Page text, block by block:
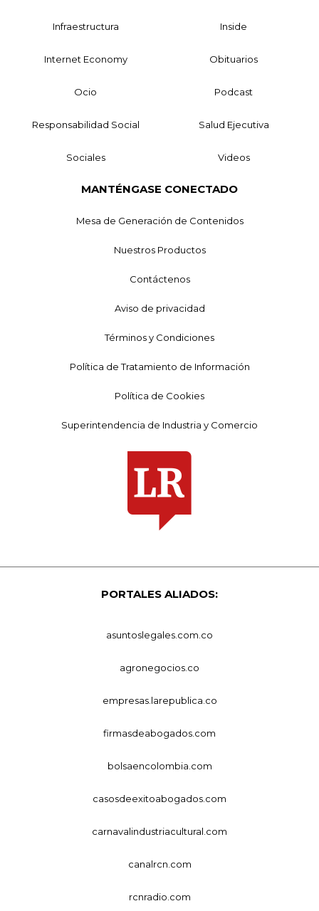
Infraestructura Inside
Internet Economy Obituarios
Ocio Podcast
Responsabilidad Social Salud Ejecutiva
Sociales Videos
MANTÉNGASE CONECTADO
Mesa de Generación de Contenidos
Nuestros Productos
Contáctenos
Aviso de privacidad
Términos y Condiciones
Política de Tratamiento de Información
Política de Cookies
Superintendencia de Industria y Comercio
PORTALES ALIADOS:
asuntoslegales.com.co
agronegocios.co
empresas.larepublica.co
firmasdeabogados.com
bolsaencolombia.com
casosdeexitoabogados.com
carnavalindustriacultural.com
canalrcn.com
rcnradio.com